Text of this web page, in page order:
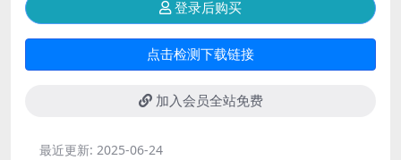
登录后购买
点击检测下载链接
加入会员全站免费
最近更新: 2025-06-24